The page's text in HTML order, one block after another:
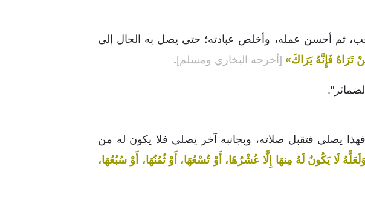
ثم أحسن عمله، وأخلص عبادته؛ حتى يصل به الحال إلى
تَرَاهُ فَإِنَّهُ يَرَاكَ» [أخرجه البخاري ومسلم] .
يصلي فتقبل صلاته، وبجانبه آخر يصلي فلا يكون له من
لَا يَكُونُ لَهُ مِنهَا إِلَّا عُشْرُهَا، أَوْ تُسْعُهَا، أَوْ ثُمُنُهَا، أَوْ سُبُعُهَا،